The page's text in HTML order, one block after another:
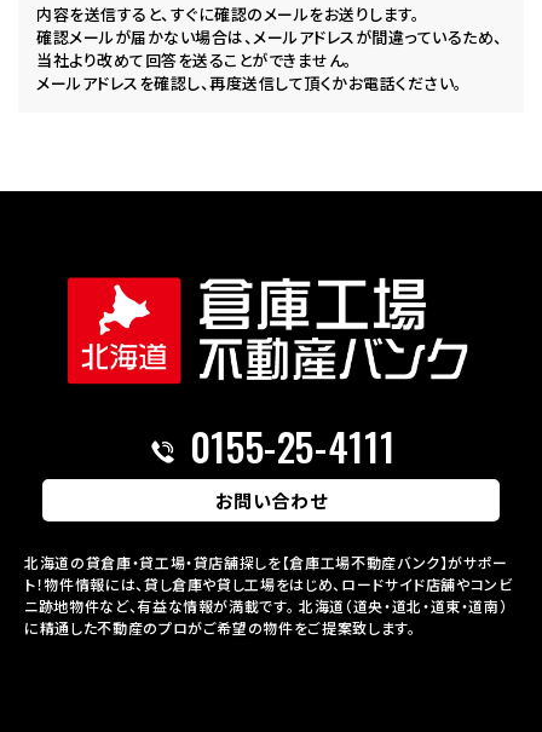
内容を送信すると、すぐに確認のメールをお送りします。
確認メールが届かない場合は、メールアドレスが間違っているため、
当社より改めて回答を送ることができません。
メールアドレスを確認し、再度送信して頂くかお電話ください。
0155-25-4111
お問い合わせ
北海道の貸倉庫・貸工場・貸店舗探しを【倉庫工場不動産バンク】がサポー
ト！物件情報には、貸し倉庫や貸し工場をはじめ、ロードサイド店舗やコンビ
ニ跡地物件など、有益な情報が満載です。 北海道（道央・道北・道東・道南）
に精通した不動産のプロがご希望の物件をご提案致します。